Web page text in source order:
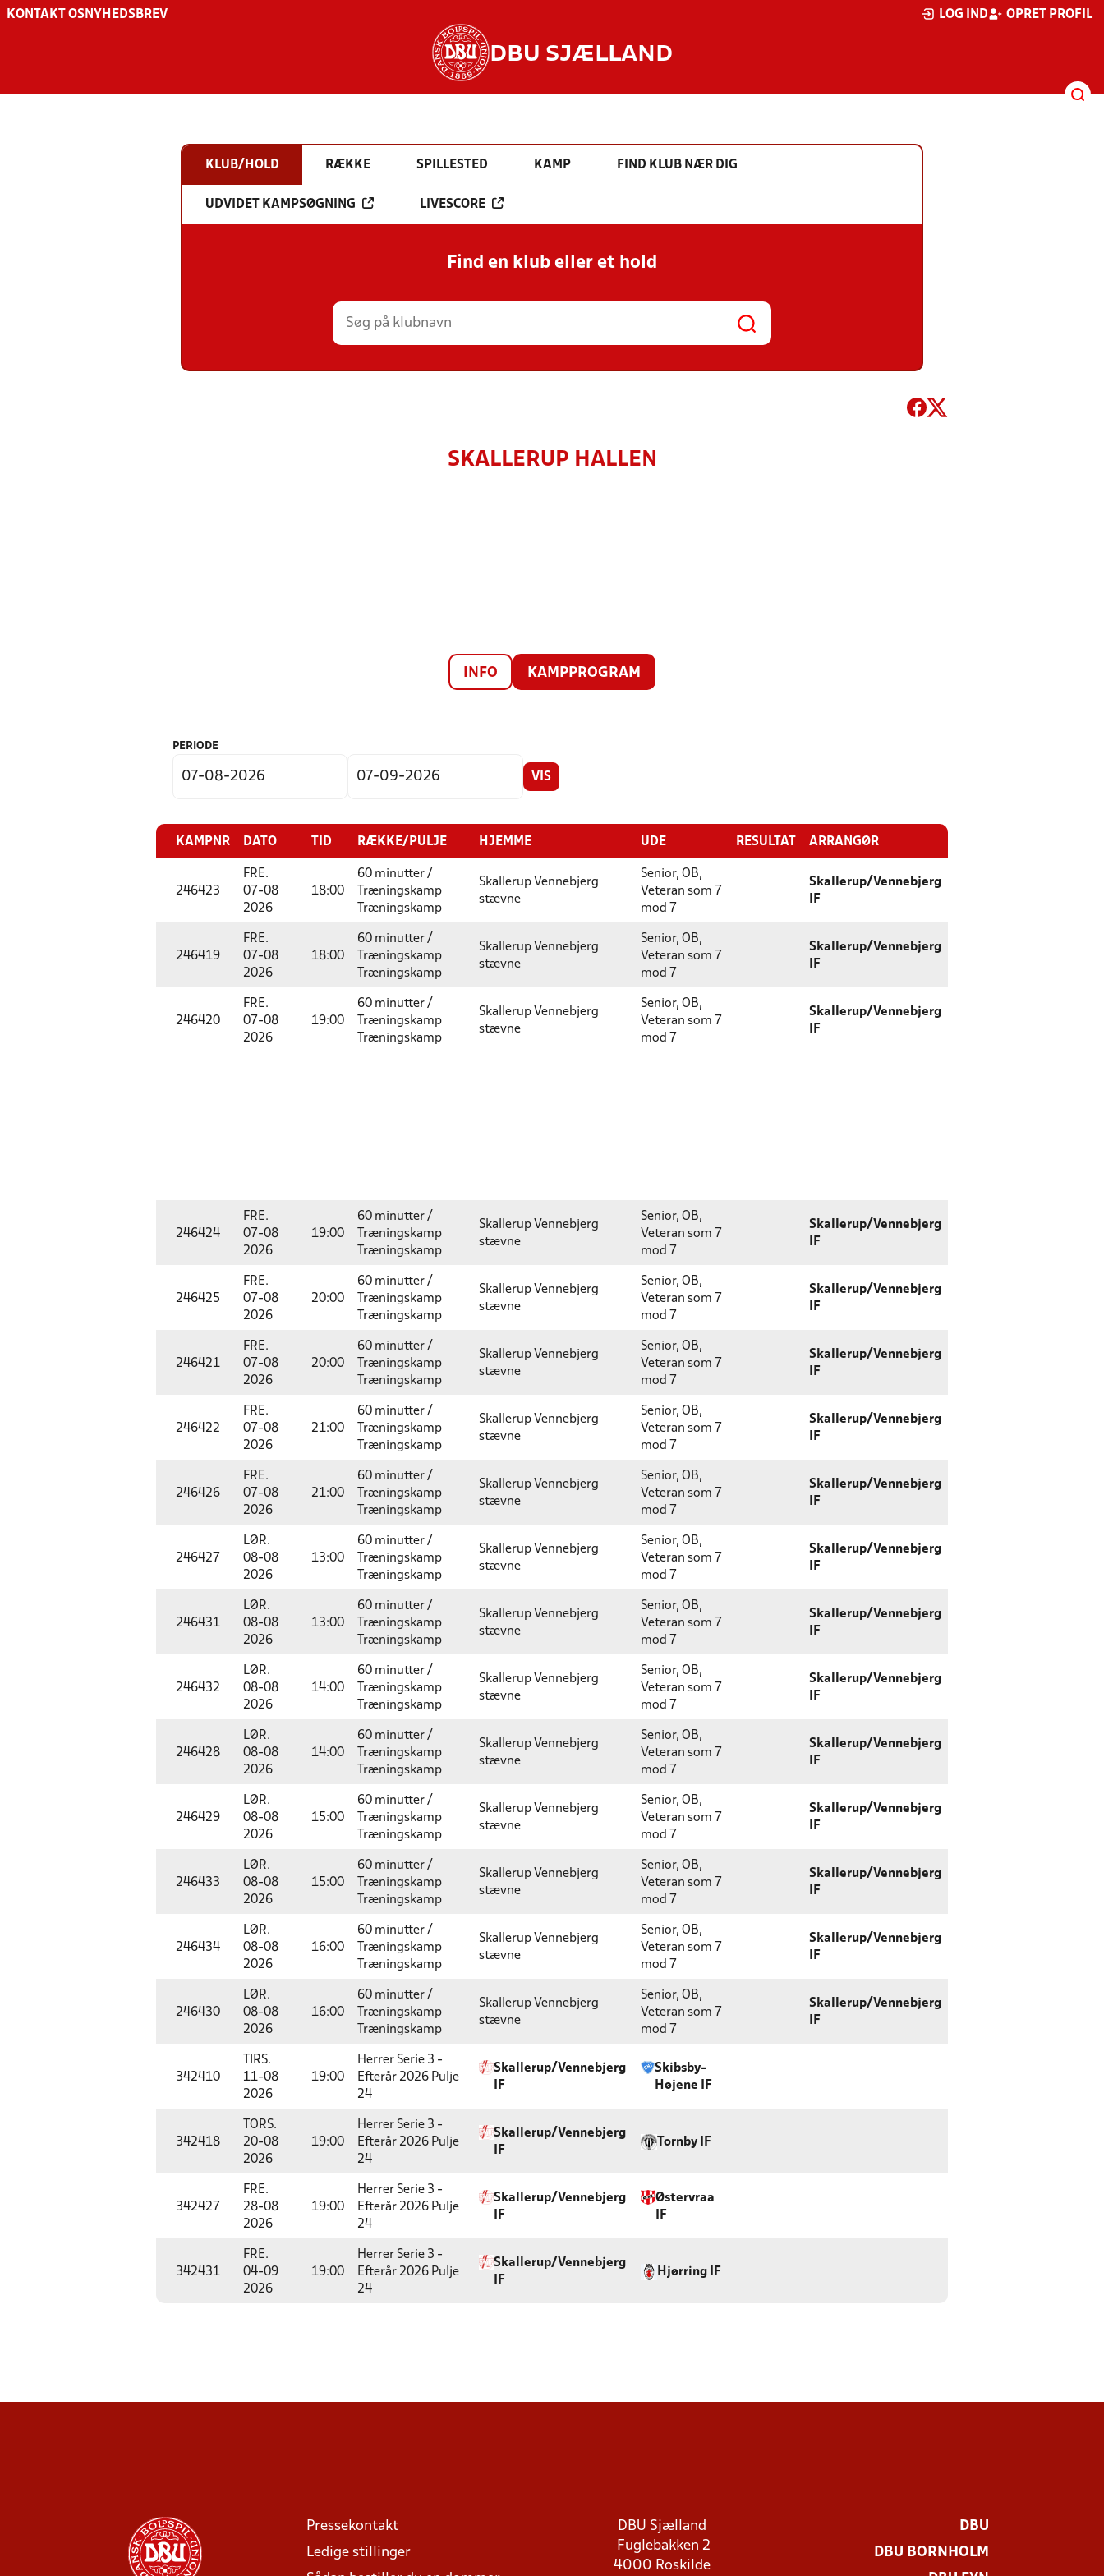
KONTAKT OS NYHEDSBREV LOG IND OPRET PROFIL
DBU SJÆLLAND
KLUB/HOLD RÆKKE SPILLESTED KAMP FIND KLUB NÆR DIG
UDVIDET KAMPSØGNING LIVESCORE
Find en klub eller et hold
SKALLERUP HALLEN
INFO KAMPPROGRAM
PERIODE
VIS
KAMPNR DATO TID RÆKKE/PULJE HJEMME UDE RESULTAT ARRANGØR
246423
FRE.
07-08
2026
18:00
60 minutter /
Træningskamp
Træningskamp
Skallerup Vennebjerg
stævne
Senior, OB,
Veteran som 7
mod 7
Skallerup/Vennebjerg
IF
246419
FRE.
07-08
2026
18:00
60 minutter /
Træningskamp
Træningskamp
Skallerup Vennebjerg
stævne
Senior, OB,
Veteran som 7
mod 7
Skallerup/Vennebjerg
IF
246420
FRE.
07-08
2026
19:00
60 minutter /
Træningskamp
Træningskamp
Skallerup Vennebjerg
stævne
Senior, OB,
Veteran som 7
mod 7
Skallerup/Vennebjerg
IF
246424
FRE.
07-08
2026
19:00
60 minutter /
Træningskamp
Træningskamp
Skallerup Vennebjerg
stævne
Senior, OB,
Veteran som 7
mod 7
Skallerup/Vennebjerg
IF
246425
FRE.
07-08
2026
20:00
60 minutter /
Træningskamp
Træningskamp
Skallerup Vennebjerg
stævne
Senior, OB,
Veteran som 7
mod 7
Skallerup/Vennebjerg
IF
246421
FRE.
07-08
2026
20:00
60 minutter /
Træningskamp
Træningskamp
Skallerup Vennebjerg
stævne
Senior, OB,
Veteran som 7
mod 7
Skallerup/Vennebjerg
IF
246422
FRE.
07-08
2026
21:00
60 minutter /
Træningskamp
Træningskamp
Skallerup Vennebjerg
stævne
Senior, OB,
Veteran som 7
mod 7
Skallerup/Vennebjerg
IF
246426
FRE.
07-08
2026
21:00
60 minutter /
Træningskamp
Træningskamp
Skallerup Vennebjerg
stævne
Senior, OB,
Veteran som 7
mod 7
Skallerup/Vennebjerg
IF
246427
LØR.
08-08
2026
13:00
60 minutter /
Træningskamp
Træningskamp
Skallerup Vennebjerg
stævne
Senior, OB,
Veteran som 7
mod 7
Skallerup/Vennebjerg
IF
246431
LØR.
08-08
2026
13:00
60 minutter /
Træningskamp
Træningskamp
Skallerup Vennebjerg
stævne
Senior, OB,
Veteran som 7
mod 7
Skallerup/Vennebjerg
IF
246432
LØR.
08-08
2026
14:00
60 minutter /
Træningskamp
Træningskamp
Skallerup Vennebjerg
stævne
Senior, OB,
Veteran som 7
mod 7
Skallerup/Vennebjerg
IF
246428
LØR.
08-08
2026
14:00
60 minutter /
Træningskamp
Træningskamp
Skallerup Vennebjerg
stævne
Senior, OB,
Veteran som 7
mod 7
Skallerup/Vennebjerg
IF
246429
LØR.
08-08
2026
15:00
60 minutter /
Træningskamp
Træningskamp
Skallerup Vennebjerg
stævne
Senior, OB,
Veteran som 7
mod 7
Skallerup/Vennebjerg
IF
246433
LØR.
08-08
2026
15:00
60 minutter /
Træningskamp
Træningskamp
Skallerup Vennebjerg
stævne
Senior, OB,
Veteran som 7
mod 7
Skallerup/Vennebjerg
IF
246434
LØR.
08-08
2026
16:00
60 minutter /
Træningskamp
Træningskamp
Skallerup Vennebjerg
stævne
Senior, OB,
Veteran som 7
mod 7
Skallerup/Vennebjerg
IF
246430
LØR.
08-08
2026
16:00
60 minutter /
Træningskamp
Træningskamp
Skallerup Vennebjerg
stævne
Senior, OB,
Veteran som 7
mod 7
Skallerup/Vennebjerg
IF
342410
TIRS.
11-08
2026
19:00
Herrer Serie 3 -
Efterår 2026 Pulje
24
Skallerup/Vennebjerg
IF
Skibsby-
Højene IF
342418
TORS.
20-08
2026
19:00
Herrer Serie 3 -
Efterår 2026 Pulje
24
Skallerup/Vennebjerg
IF
Tornby IF
342427
FRE.
28-08
2026
19:00
Herrer Serie 3 -
Efterår 2026 Pulje
24
Skallerup/Vennebjerg
IF
Østervraa
IF
342431
FRE.
04-09
2026
19:00
Herrer Serie 3 -
Efterår 2026 Pulje
24
Skallerup/Vennebjerg
IF
Hjørring IF
Pressekontakt
Ledige stillinger
DBU Sjælland
Fuglebakken 2
4000 Roskilde
DBU
DBU BORNHOLM